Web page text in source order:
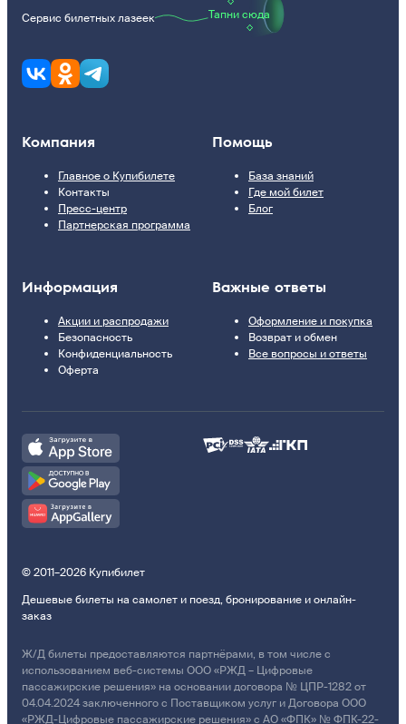
Сервис билетных лазеек Тапни сюда
Компания
Главное о Купибилете
Контакты
Пресс-центр
Партнерская программа
Помощь
База знаний
Где мой билет
Блог
Информация
Акции и распродажи
Безопасность
Конфиденциальность
Оферта
Важные ответы
Оформление и покупка
Возврат и обмен
Все вопросы и ответы
© 2011–2026 Купибилет
Дешевые билеты на самолет и поезд, бронирование и онлайн-
заказ
Ж/Д билеты предоставляются партнёрами, в том числе с
использованием веб-системы ООО «РЖД – Цифровые
пассажирские решения» на основании договора № ЦПР-1282 от
04.04.2024 заключенного с Поставщиком услуг и Договора ООО
«РЖД-Цифровые пассажирские решения» с АО «ФПК» № ФПК-22-